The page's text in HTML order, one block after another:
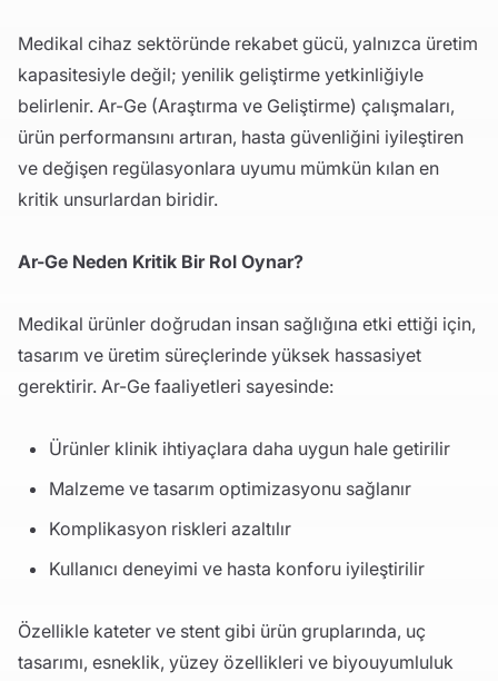
Medikal cihaz sektöründe rekabet gücü, yalnızca üretim
kapasitesiyle değil; yenilik geliştirme yetkinliğiyle
belirlenir. Ar-Ge (Araştırma ve Geliştirme) çalışmaları,
ürün performansını artıran, hasta güvenliğini iyileştiren
ve değişen regülasyonlara uyumu mümkün kılan en
kritik unsurlardan biridir.
Ar-Ge Neden Kritik Bir Rol Oynar?
Medikal ürünler doğrudan insan sağlığına etki ettiği için,
tasarım ve üretim süreçlerinde yüksek hassasiyet
gerektirir. Ar-Ge faaliyetleri sayesinde:
Ürünler klinik ihtiyaçlara daha uygun hale getirilir
Malzeme ve tasarım optimizasyonu sağlanır
Komplikasyon riskleri azaltılır
Kullanıcı deneyimi ve hasta konforu iyileştirilir
Özellikle kateter ve stent gibi ürün gruplarında, uç
tasarımı, esneklik, yüzey özellikleri ve biyouyumluluk